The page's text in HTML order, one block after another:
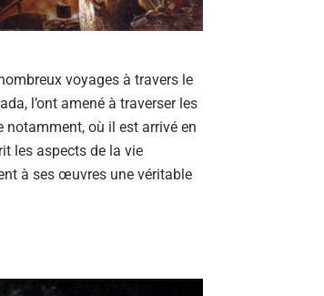
voyages à travers le
l’ont amené à traverser les
notamment, où il est arrivé en
les aspects de la vie
à ses œuvres une véritable